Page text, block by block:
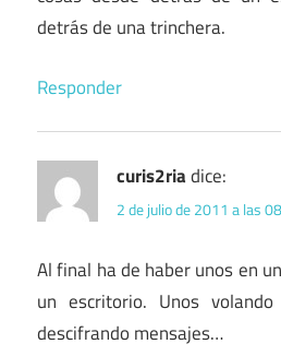
detrás de una trinchera.
Responder
curis2riadice:
2 de julio de 2011 a las
Al final ha de haber unos en
un escritorio. Unos
descifrando mensajes…